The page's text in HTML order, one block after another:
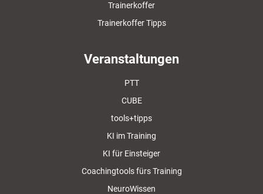
Trainerkoffer
Trainerkoffer Tipps
Veranstaltungen
PTT
CUBE
tools+tipps
KI im Training
KI für Einsteiger
Coachingtools fürs Training
NeuroWissen